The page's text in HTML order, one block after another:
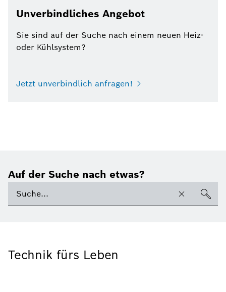
Unverbindliches Angebot
Sie sind auf der Suche nach einem neuen Heiz-
oder Kühlsystem?
Jetzt unverbindlich anfragen!
Auf der Suche nach etwas?
Technik fürs Leben